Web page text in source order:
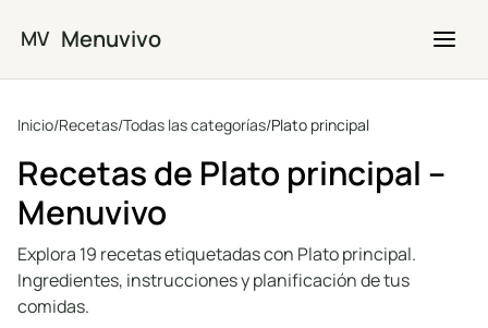
MV Menuvivo
Inicio/Recetas/Todas las categorías/Plato principal
Recetas de Plato principal –
Menuvivo
Explora 19 recetas etiquetadas con Plato principal.
Ingredientes, instrucciones y planificación de tus
comidas.